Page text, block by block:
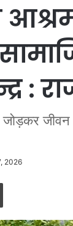
:
जोड़कर
2026